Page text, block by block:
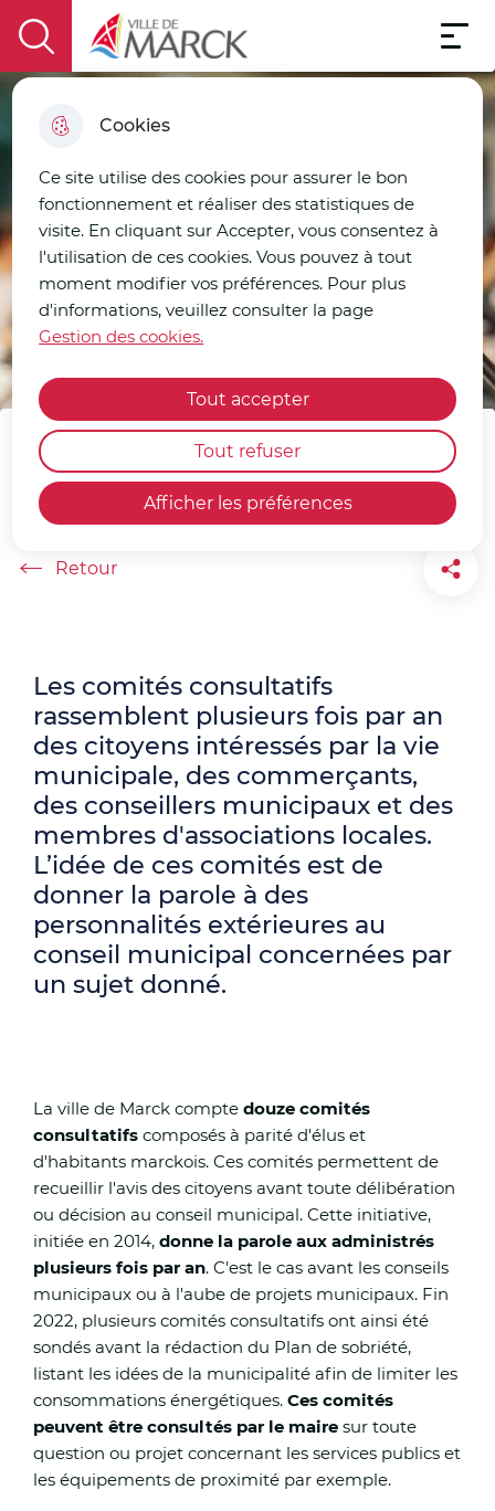
Cookies
Ce site utilise des cookies pour assurer le bon
fonctionnement et réaliser des statistiques de
visite. En cliquant sur Accepter, vous consentez à
l'utilisation de ces cookies. Vous pouvez à tout
moment modifier vos préférences. Pour plus
d'informations, veuillez consulter la page
Gestion des cookies.
Afficher les préférences
Tout accepter
Tout refuser
Aller à la
recherche
Consulter
le plan
display the search field
Ville de Marck
Menu
Comités consultatifs
Accueil
Les comités consultatifs
rassemblent plusieurs fois par an
des citoyens intéressés par la vie
municipale, des commerçants,
des conseillers municipaux et des
membres d'associations locales.
L’idée de ces comités est de
donner la parole à des
personnalités extérieures au
conseil municipal concernées par
un sujet donné.
La ville de Marck compte douze comités
consultatifs composés à parité d'élus et
d'habitants marckois. Ces comités permettent de
recueillir l'avis des citoyens avant toute délibération
ou décision au conseil municipal. Cette initiative,
initiée en 2014, donne la parole aux administrés
plusieurs fois par an. C'est le cas avant les conseils
municipaux ou à l'aube de projets municipaux. Fin
2022, plusieurs comités consultatifs ont ainsi été
sondés avant la rédaction du Plan de sobriété,
listant les idées de la municipalité afin de limiter les
consommations énergétiques. Ces comités
peuvent être consultés par le maire sur toute
question ou projet concernant les services publics et
les équipements de proximité par exemple.